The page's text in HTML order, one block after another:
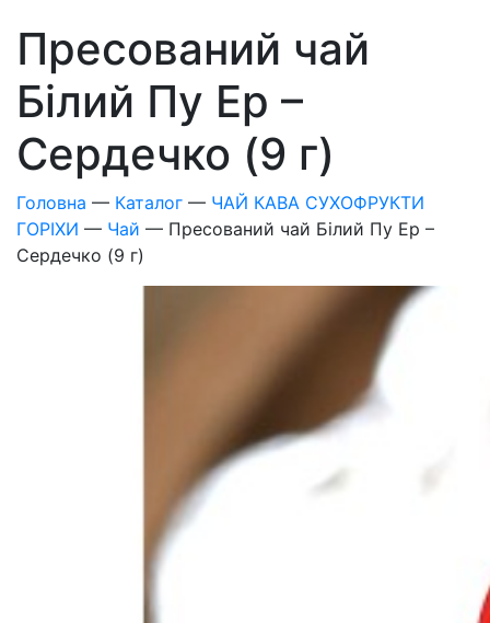
Пресований чай
Білий Пу Ер –
Сердечко (9 г)
Головна — Каталог — ЧАЙ КАВА СУХОФРУКТИ
ГОРІХИ — Чай — Пресований чай Білий Пу Ер –
Сердечко (9 г)